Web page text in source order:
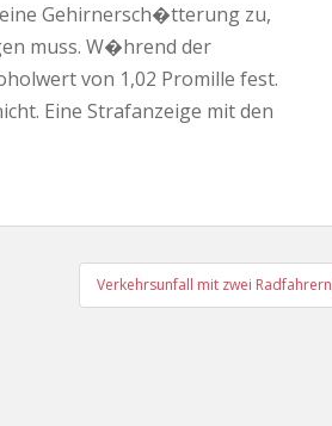
Gehirnersch�tterung zu,
muss. W�hrend der
von 1,02 Promille fest.
Eine Strafanzeige mit den
Verkehrsunfall mit zwei Radfahrern